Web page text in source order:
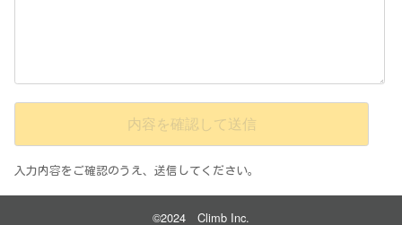
入力内容をご確認のうえ、送信してください。
©2024 Climb Inc.